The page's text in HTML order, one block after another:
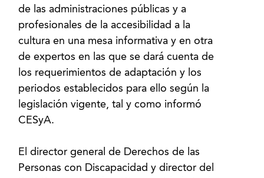
de las administraciones públicas y a
profesionales de la accesibilidad a la
cultura en una mesa informativa y en otra
de expertos en las que se dará cuenta de
los requerimientos de adaptación y los
periodos establecidos para ello según la
legislación vigente, tal y como informó
CESyA.
El director general de Derechos de las
Personas con Discapacidad y director del